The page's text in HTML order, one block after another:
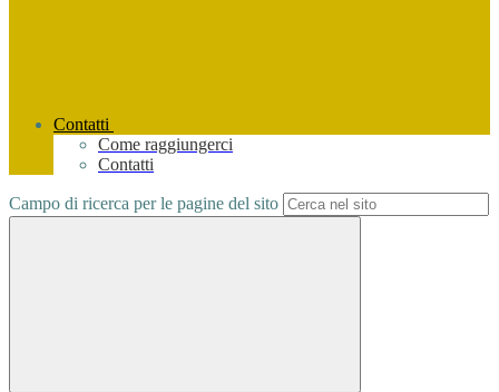
Contatti
Come raggiungerci
Contatti
Campo di ricerca per le pagine del sito